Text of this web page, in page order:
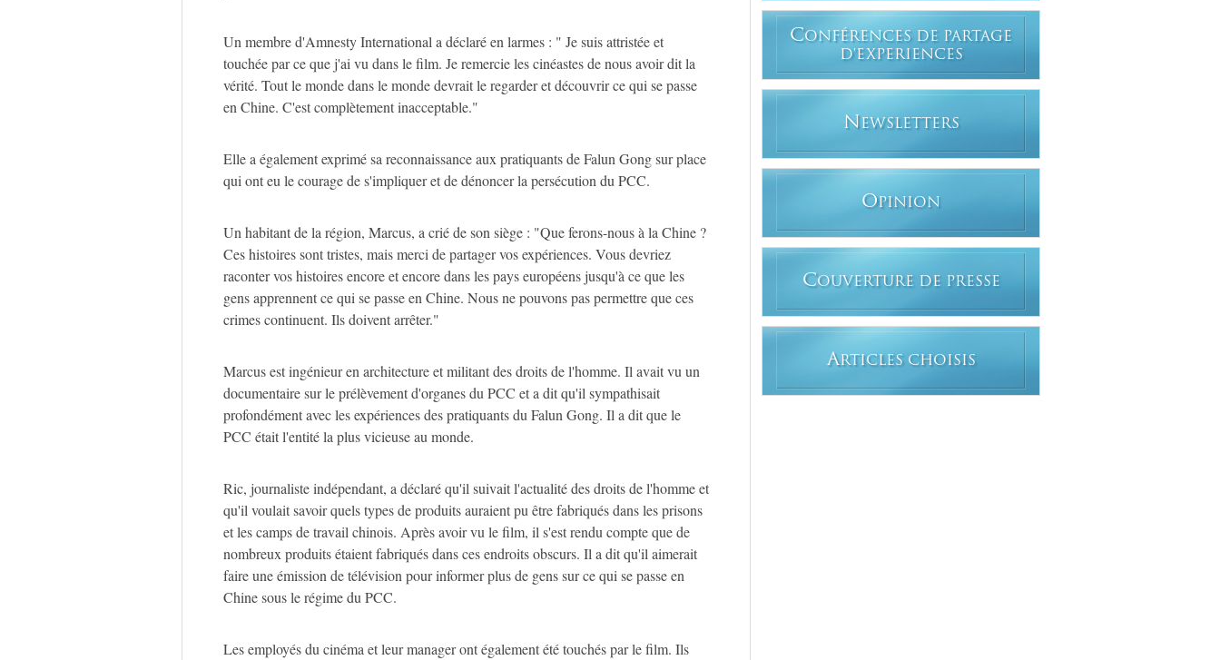
Un membre d'Amnesty International a déclaré en larmes : " Je suis attristée et
touchée par ce que j'ai vu dans le film. Je remercie les cinéastes de nous avoir dit la
vérité. Tout le monde dans le monde devrait le regarder et découvrir ce qui se passe
en Chine. C'est complètement inacceptable."
Elle a également exprimé sa reconnaissance aux pratiquants de Falun Gong sur place
qui ont eu le courage de s'impliquer et de dénoncer la persécution du PCC.
Un habitant de la région, Marcus, a crié de son siège : "Que ferons-nous à la Chine ?
Ces histoires sont tristes, mais merci de partager vos expériences. Vous devriez
raconter vos histoires encore et encore dans les pays européens jusqu'à ce que les
gens apprennent ce qui se passe en Chine. Nous ne pouvons pas permettre que ces
crimes continuent. Ils doivent arrêter."
Marcus est ingénieur en architecture et militant des droits de l'homme. Il avait vu un
documentaire sur le prélèvement d'organes du PCC et a dit qu'il sympathisait
profondément avec les expériences des pratiquants du Falun Gong. Il a dit que le
PCC était l'entité la plus vicieuse au monde.
Ric, journaliste indépendant, a déclaré qu'il suivait l'actualité des droits de l'homme et
qu'il voulait savoir quels types de produits auraient pu être fabriqués dans les prisons
et les camps de travail chinois. Après avoir vu le film, il s'est rendu compte que de
nombreux produits étaient fabriqués dans ces endroits obscurs. Il a dit qu'il aimerait
faire une émission de télévision pour informer plus de gens sur ce qui se passe en
Chine sous le régime du PCC.
Les employés du cinéma et leur manager ont également été touchés par le film. Ils
CONFÉRENCES DE PARTAGE
D'EXPERIENCES
N EWSLETTERS
OPINION
COUVERTURE DE PRESSE
ARTICLES CHOISIS